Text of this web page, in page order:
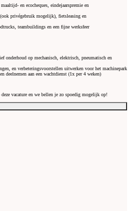
en ecocheques, eindejaarspremie en
privégebruik mogelijk), fietsleasing en
teambuildings en een fijne werksfeer
onderhoud op mechanisch, elektrisch, pneumatisch en
en verbeteringsvoorstellen uitwerken voor het machinepark
deelnemen aan een wachtdienst (1x per 4 weken)
vacature en we bellen je zo spoedig mogelijk op!